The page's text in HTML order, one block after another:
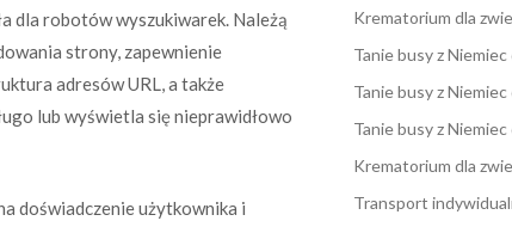
dla robotów wyszukiwarek. Należą
strony, zapewnienie
adresów URL, a także
lub wyświetla się nieprawidłowo
doświadczenie użytkownika i
Krematorium dla
Tanie busy z
Tanie busy z
Tanie busy z
Krematorium dla
Transport